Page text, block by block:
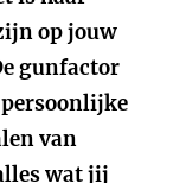
op jouw
gunfactor
persoonlijke
van
wat jij